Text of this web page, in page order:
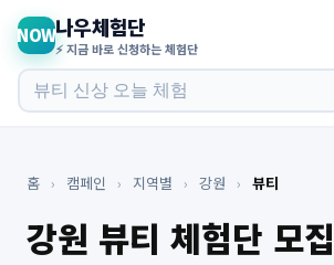
NOW나우체험단
⚡ 지금 바로 신청하는 체험단
홈 › 캠페인 › 지역별 › 강원 › 뷰티
강원 뷰티 체험단 모집